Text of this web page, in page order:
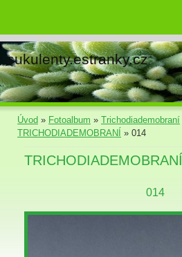
sukulenty.estranky.cz
Úvod » Fotoalbum » Trichodiademobraní
TRICHODIADEMOBRANÍ » 014
TRICHODIADEMOBRANÍ
014